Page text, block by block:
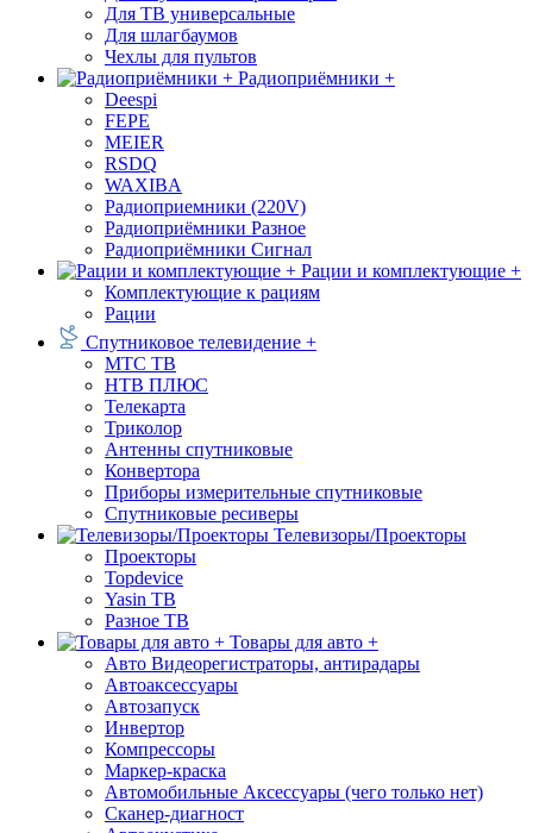
Для ТВ универсальные
Для шлагбаумов
Чехлы для пультов
Радиоприёмники +
Deespi
FEPE
MEIER
RSDQ
WAXIBA
Радиоприемники (220V)
Радиоприёмники Разное
Радиоприёмники Сигнал
Рации и комплектующие +
Комплектующие к рациям
Рации
Спутниковое телевидение +
МТС ТВ
НТВ ПЛЮС
Телекарта
Триколор
Антенны спутниковые
Конвертора
Приборы измерительные спутниковые
Спутниковые ресиверы
Телевизоры/Проекторы
Проекторы
Topdevice
Yasin ТВ
Разное ТВ
Товары для авто +
Авто Видеорегистраторы, антирадары
Автоаксессуары
Автозапуск
Инвертор
Компрессоры
Маркер-краска
Автомобильные Аксессуары (чего только нет)
Сканер-диагност